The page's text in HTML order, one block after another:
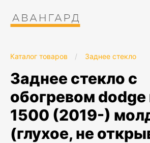
Каталог товаров / Заднее стекло
заднее стекло с
обогревом dodge
1500 (2019-)
(глухое, не